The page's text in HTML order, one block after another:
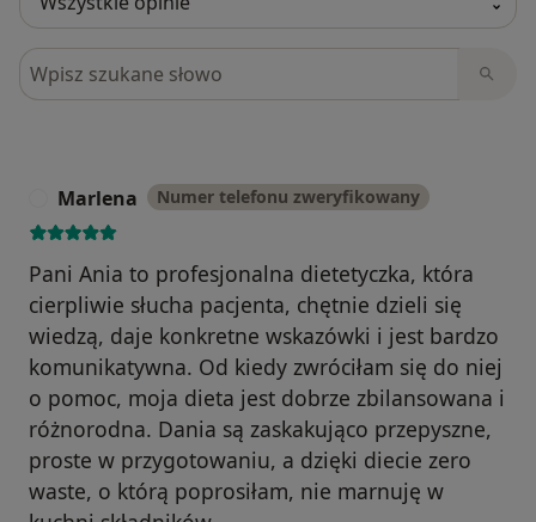
Szukaj w opiniach
Marlena Numer telefonu zweryfikowany
Pani Ania to profesjonalna dietetyczka, która
cierpliwie słucha pacjenta, chętnie dzieli się
wiedzą, daje konkretne wskazówki i jest bardzo
komunikatywna. Od kiedy zwróciłam się do niej
o pomoc, moja dieta jest dobrze zbilansowana i
różnorodna. Dania są zaskakująco przepyszne,
proste w przygotowaniu, a dzięki diecie zero
waste, o którą poprosiłam, nie marnuję w